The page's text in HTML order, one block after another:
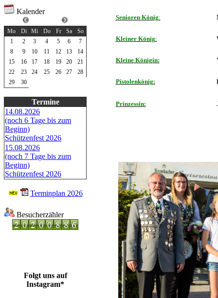
Kalender
Mo
Di Mi Do Fr Sa
So
1
2 3 4 5 6
7
8
9 10 11 12 13
14
15
16 17 18 19 20
21
22
23 24 25 26 27
28
29
30
Termine
14.08.2026
(noch 6 Tage bis zum
Beginn)
Schützenfest 2026
15.08.2026
(noch 7 Tage bis zum
Beginn)
Schützenfest 2026
Terminplan 2026
Besucherzähler
Folgt uns auf
Instagram*
Senioren König:
Kleiner König:
Kleine Königin:
Pistolenkönig:
Prinzessin: